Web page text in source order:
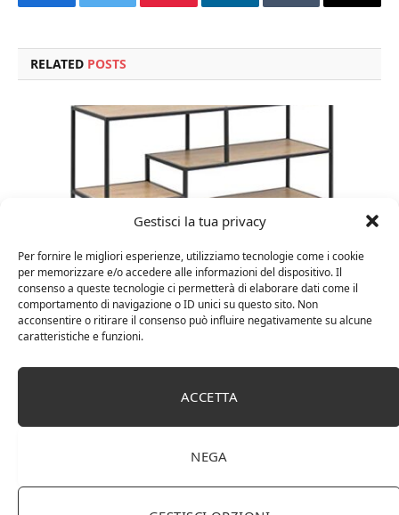
Gestisci la tua privacy
Per fornire le migliori esperienze, utilizziamo tecnologie come i cookie
per memorizzare e/o accedere alle informazioni del dispositivo. Il
consenso a queste tecnologie ci permetterà di elaborare dati come il
comportamento di navigazione o ID unici su questo sito. Non
acconsentire o ritirare il consenso può influire negativamente su alcune
caratteristiche e funzioni.
ACCETTA
NEGA
FacebookTwitter Pinterest LinkedInTumblr Email
RELATED POSTS
Amazon Basics Martin – Libreria, 35 x 114 x 78 cm
(Lu x La x A), effetto quercia(In precedenza